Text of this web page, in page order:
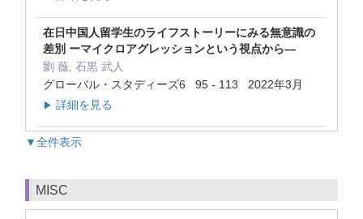
在日中国人留学生のライフストーリーにみる無意識の
差別 ーマイクロアグレッションという視点から―
劉 薇, 石黒 武人
グローバル・スタディーズ6 95 - 113 2022年3月
▶ 詳細を見る
▼全件表示
MISC